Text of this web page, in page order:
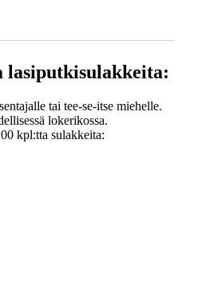
tai tee-se-itse miehelle.
lokerikossa.
kpl:tta sulakkeita: